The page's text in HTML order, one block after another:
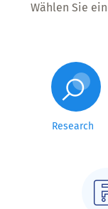
Wählen Sie
Research